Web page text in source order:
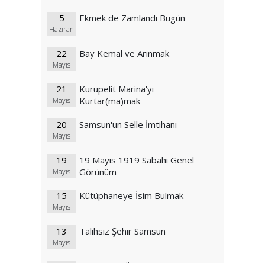
5
Haziran
Ekmek de Zamlandı Bugün
22
Mayıs
Bay Kemal ve Arınmak
21
Mayıs
Kurupelit Marina'yı
Kurtar(ma)mak
20
Mayıs
Samsun'un Selle İmtihanı
19
Mayıs
19 Mayıs 1919 Sabahı Genel
Görünüm
15
Mayıs
Kütüphaneye İsim Bulmak
13
Mayıs
Talihsiz Şehir Samsun